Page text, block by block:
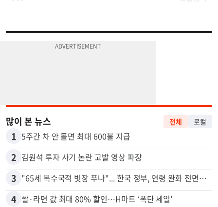
많이 본 뉴스 전체 로컬
1 5주간 차 안 몰면 최대 600불 지급
2 김원석 투자 사기 논란 고발 영상 파장
3 "65세 복수국적 빗장 푸나"... 한국 정부, 연령 완화 전면 추진
4 쌀·라면 값 최대 80% 할인…H마트 ‘폭탄 세일’